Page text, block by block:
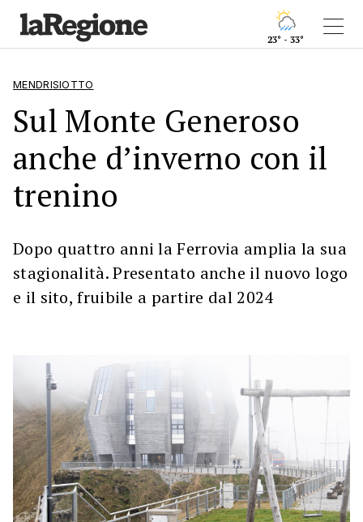
23° - 33°
MENDRISIOTTO
Sul Monte Generoso
anche d’inverno con il
trenino
Dopo quattro anni la Ferrovia amplia la sua
stagionalità. Presentato anche il nuovo logo
e il sito, fruibile a partire dal 2024